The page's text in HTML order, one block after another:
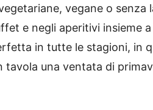
vegane o senza
e negli aperitivi insieme
in tutte le stagioni, in
tavola una ventata di